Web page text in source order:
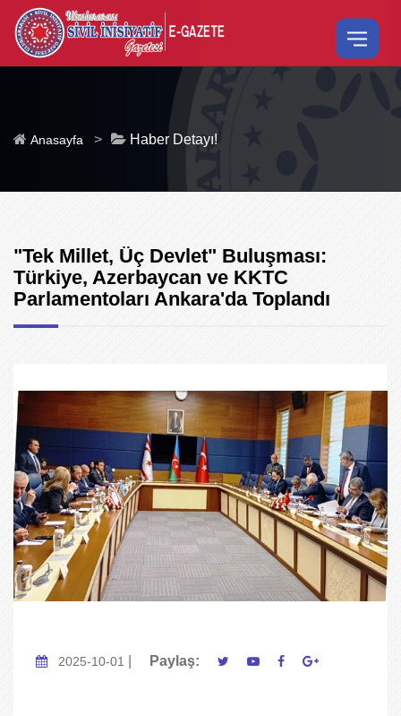
Anasayfa > Haber Detayı!
"Tek Millet, Üç Devlet" Buluşması:
Türkiye, Azerbaycan ve KKTC
Parlamentoları Ankara'da Toplandı
2025-10-01 Paylaş: